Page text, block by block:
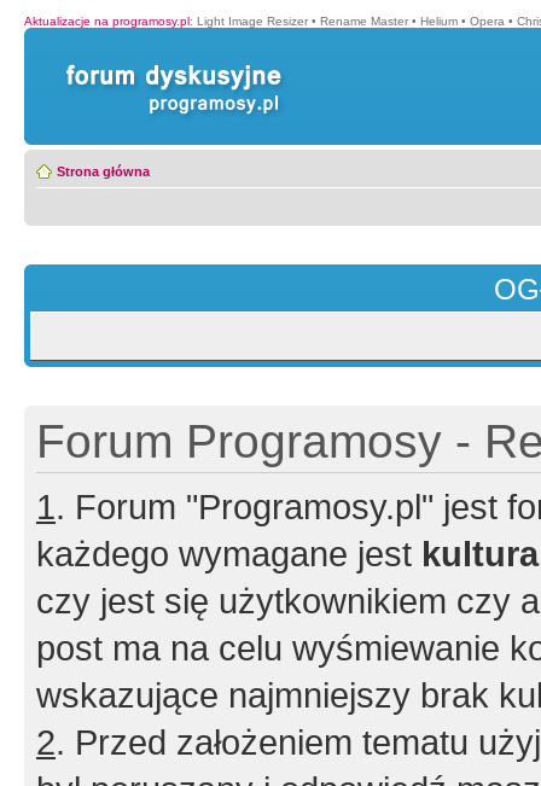
Aktualizacje na programosy.pl: Light Image Resizer • Rename Master • Helium • Opera •
Strona główna
Forum Programosy -
1. Forum "Programosy.pl" jest
każdego wymagane jest
czy jest się użytkownikiem czy
post ma na celu wyśmiewanie
wskazujące najmniejszy brak
2. Przed założeniem tematu